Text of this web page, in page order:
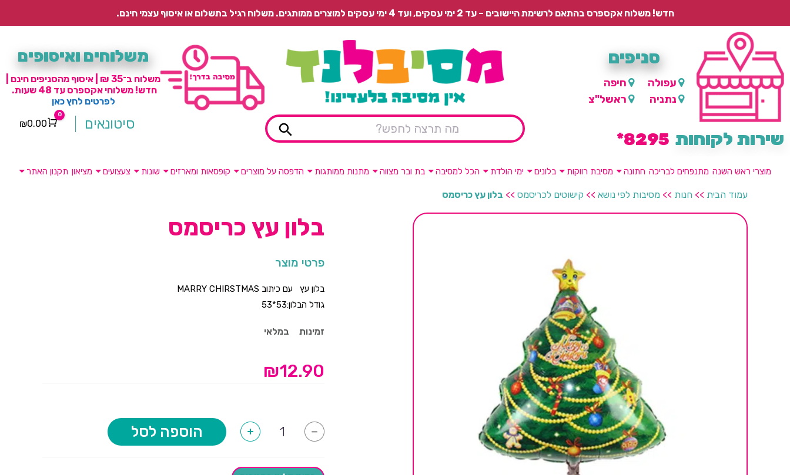
חדש! משלוח אקספרס בהתאם לרשימת היישובים – עד 2 ימי עסקים, ועד 4 ימי עסקים למוצרים ממותגים. משלוח רגיל בתשלום או איסוף עצמי חינם.
סניפים
עפולה
חיפה
נתניה
ראשל"צ
שירות לקוחות 8295*
משלוחים ואיסופים
משלוח ב־35 ₪ | איסוף מהסניפים חינם |
חדש! משלוחי אקספרס עד 48 שעות.
לפרטים לחץ כאן
סיטונאים Cart
0
₪0.00
מוצרי ראש השנה מתנפחים לבריכה חתונה מסיבת רווקות בלונים ימי הולדת הכל למסיבה בת ובר מצווה מתנות ממותגות הדפסה על מוצרים קופסאות ומארזים שונות צעצועים מציאון תקנון האתר
עמוד הבית >> חנות >> מסיבות לפי נושא >> קישוטים לכריסמס >> בלון עץ כריסמס
בלון עץ כריסמס
פרטי מוצר
בלון עץ עם כיתוב MARRY CHIRSTMAS
גודל הבלון:53*53
זמינות במלאי
₪12.90
-
של
+ הוספה לסל